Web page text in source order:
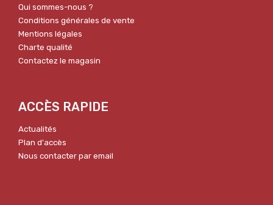
Qui sommes-nous ?
Conditions générales de vente
Mentions légales
Charte qualité
Contactez le magasin
ACCÈS RAPIDE
Actualités
Plan d'accès
Nous contacter par email